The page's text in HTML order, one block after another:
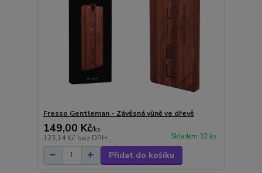
Fresso Gentleman - Závěsná vůně ve dřevě
149,00 Kč/ks
123,14 Kč bez DPH Skladem 32 ks
Přidat do košíku